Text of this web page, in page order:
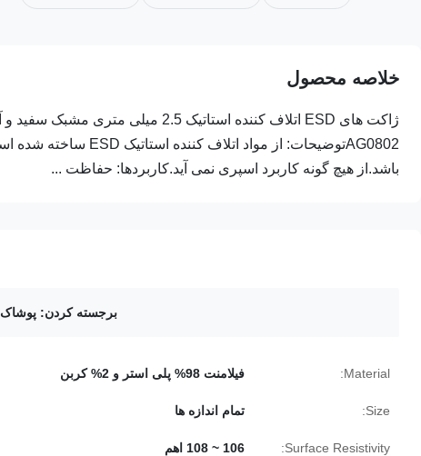
خلاصه محصول
باشد.از هیچ گونه کاربرد اسپری نمی آید.کاربردها: حفاظت ...
برجسته کردن: پوشاک esd
Material: فیلامنت 98% پلی استر و 2% کربن
Size: تمام اندازه ها
Surface Resistivity: 106 ~ 108 اهم